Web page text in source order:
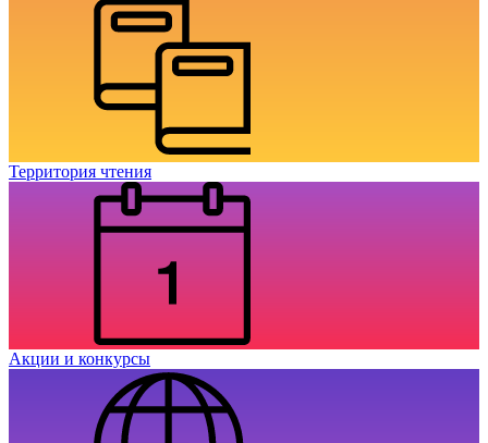
Территория чтения
Акции и конкурсы